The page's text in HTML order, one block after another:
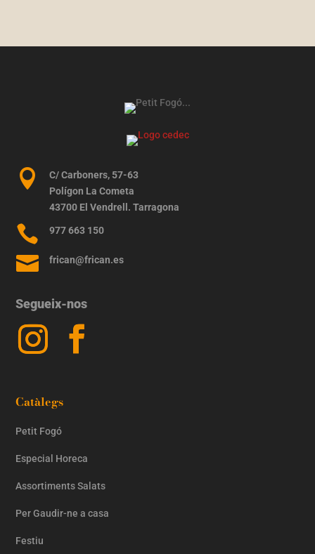

C/ Carboners, 57-63
Polígon La Cometa
43700 El Vendrell. Tarragona
 977 663 150
 frican@frican.es
Segueix-nos
Catàlegs
Petit Fogó
Especial Horeca
Assortiments Salats
Per Gaudir-ne a casa
Festiu